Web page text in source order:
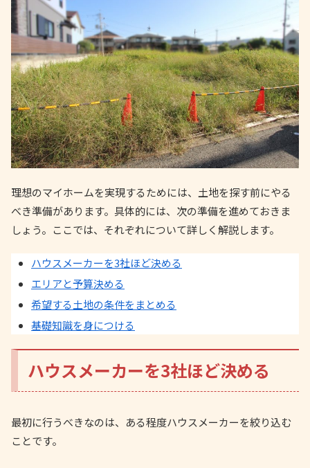
理想のマイホームを実現するためには、土地を探す前にやる
べき準備があります。具体的には、次の準備を進めておきま
しょう。ここでは、それぞれについて詳しく解説します。
ハウスメーカーを3社ほど決める
エリアと予算決める
希望する土地の条件をまとめる
基礎知識を身につける
ハウスメーカーを3社ほど決める
最初に行うべきなのは、ある程度ハウスメーカーを絞り込む
ことです。